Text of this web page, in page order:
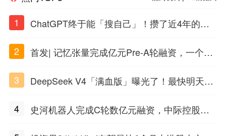
1
ChatGPT终于能「搜自己」！攒了近4年的对
2
首发| 记忆张量完成亿元Pre-A轮融资，一个上
3
DeepSeek V4「满血版」曝光了！最快明天发
4
史河机器人完成C轮数亿元融资，中际控股领